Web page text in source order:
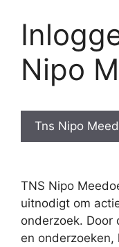
Nipo
Tns Nipo
TNS Nipo
uitnodigt om
onderzoek. Door
en onderzoeken,